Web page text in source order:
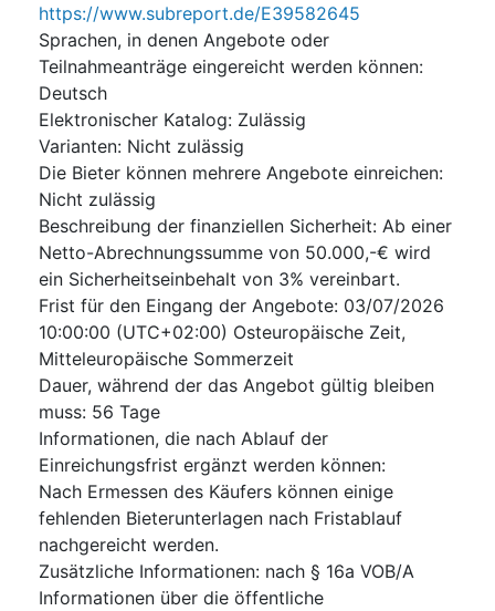
https://www.subreport.de/E39582645
Sprachen, in denen Angebote oder
Teilnahmeanträge eingereicht werden können:
Deutsch
Elektronischer Katalog: Zulässig
Varianten: Nicht zulässig
Die Bieter können mehrere Angebote einreichen:
Nicht zulässig
Beschreibung der finanziellen Sicherheit: Ab einer
Netto-Abrechnungssumme von 50.000,-€ wird
ein Sicherheitseinbehalt von 3% vereinbart.
Frist für den Eingang der Angebote: 03/07/2026
10:00:00 (UTC+02:00) Osteuropäische Zeit,
Mitteleuropäische Sommerzeit
Dauer, während der das Angebot gültig bleiben
muss: 56 Tage
Informationen, die nach Ablauf der
Einreichungsfrist ergänzt werden können:
Nach Ermessen des Käufers können einige
fehlenden Bieterunterlagen nach Fristablauf
nachgereicht werden.
Zusätzliche Informationen: nach § 16a VOB/A
Informationen über die öffentliche